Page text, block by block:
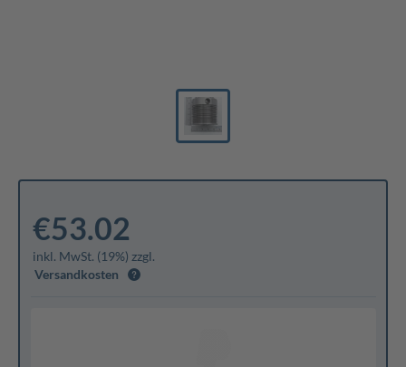
€53.02
inkl. MwSt. (19%) zzgl.
Versandkosten